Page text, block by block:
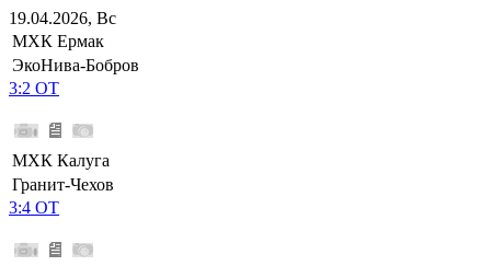
19.04.2026, Вс
МХК Ермак
ЭкоНива-Бобров
3:2 ОТ
МХК Калуга
Гранит-Чехов
3:4 ОТ